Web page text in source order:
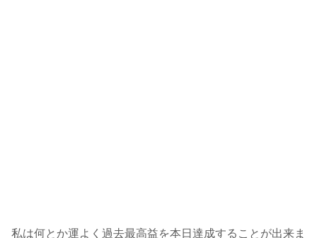
私は何とか運よく過去最高益を本日達成することが出来ま